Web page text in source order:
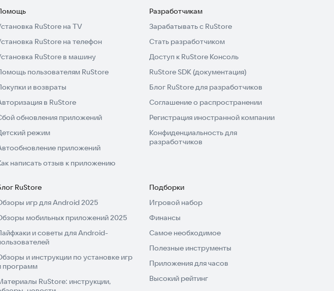
RuStore на TV
RuStore на телефон
RuStore в машину
пользователям RuStore
и возвраты
в RuStore
обновления приложений
режим
приложений
написать отзыв к приложению
Разработчикам
Зарабатывать с RuStore
Стать разработчиком
Доступ к RuStore Консоль
RuStore SDK (документация)
Блог RuStore для разработчиков
Соглашение о распространении
Регистрация иностранной компании
Конфиденциальность для
разработчиков
RuStore
игр для Android 2025
мобильных приложений 2025
и советы для Android-
и инструкции по установке игр
программ
RuStore: инструкции,
Подборки
Игровой набор
Финансы
Самое необходимое
Полезные инструменты
Приложения для часов
Высокий рейтинг